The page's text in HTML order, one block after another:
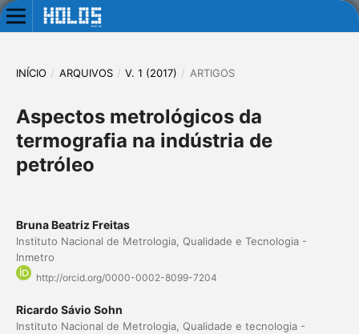
INÍCIO / ARQUIVOS / V. 1 (2017) / ARTIGOS
Aspectos metrológicos da
termografia na indústria de
petróleo
Bruna Beatriz Freitas
Instituto Nacional de Metrologia, Qualidade e Tecnologia -
Inmetro
http://orcid.org/0000-0002-8099-7204
Ricardo Sávio Sohn
Instituto Nacional de Metrologia, Qualidade e tecnologia -